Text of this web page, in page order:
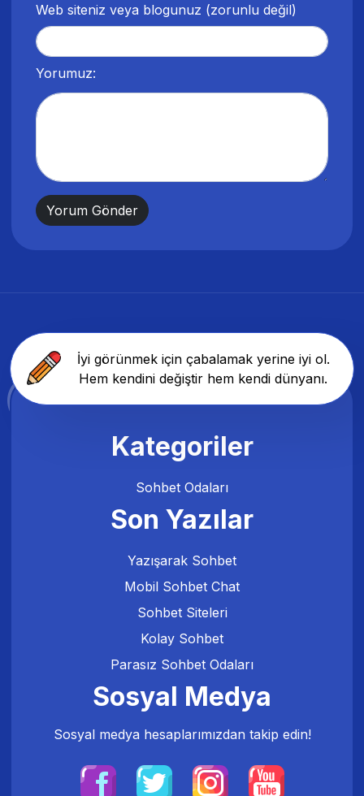
Web siteniz veya blogunuz (zorunlu değil)
Yorumuz:
İyi görünmek için çabalamak yerine iyi ol.
Hem kendini değiştir hem kendi dünyanı.
Kategoriler
Sohbet Odaları
Son Yazılar
Yazışarak Sohbet
Mobil Sohbet Chat
Sohbet Siteleri
Kolay Sohbet
Parasız Sohbet Odaları
Sosyal Medya
Sosyal medya hesaplarımızdan takip edin!